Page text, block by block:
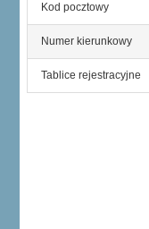
Kod pocztowy
Numer kierunkowy
Tablice rejestracyjne